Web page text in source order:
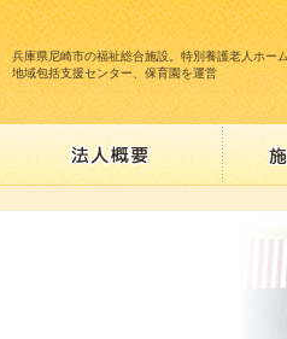
兵庫県尼崎市の福祉総合施設。特別養護老人ホー
地域包括支援センター、保育園を運営